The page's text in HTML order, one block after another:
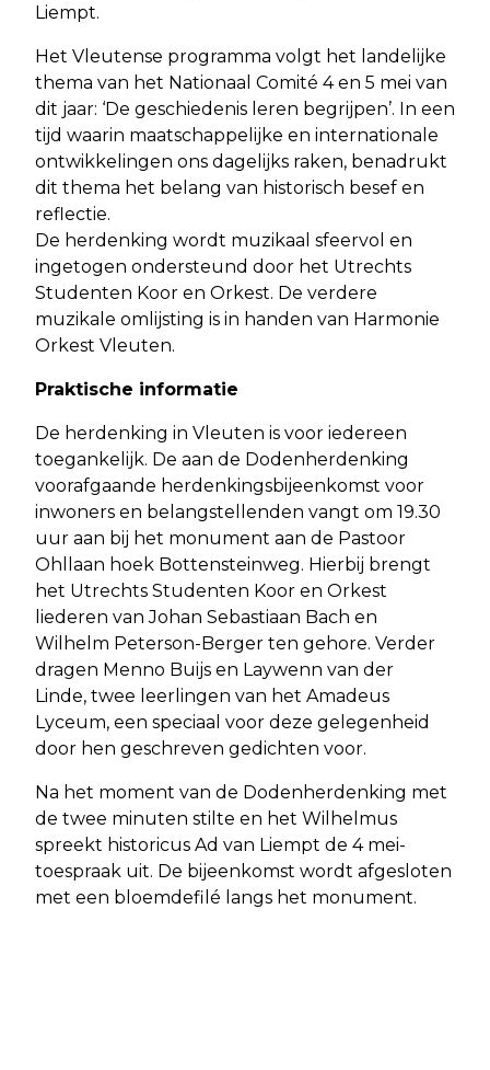
Liempt.
Het Vleutense programma volgt het landelijke
thema van het Nationaal Comité 4 en 5 mei van
dit jaar: ‘De geschiedenis leren begrijpen’. In een
tijd waarin maatschappelijke en internationale
ontwikkelingen ons dagelijks raken, benadrukt
dit thema het belang van historisch besef en
reflectie.
De herdenking wordt muzikaal sfeervol en
ingetogen ondersteund door het Utrechts
Studenten Koor en Orkest. De verdere
muzikale omlijsting is in handen van Harmonie
Orkest Vleuten.
Praktische informatie
De herdenking in Vleuten is voor iedereen
toegankelijk. De aan de Dodenherdenking
voorafgaande herdenkingsbijeenkomst voor
inwoners en belangstellenden vangt om 19.30
uur aan bij het monument aan de Pastoor
Ohllaan hoek Bottensteinweg. Hierbij brengt
het Utrechts Studenten Koor en Orkest
liederen van Johan Sebastiaan Bach en
Wilhelm Peterson-Berger ten gehore. Verder
dragen Menno Buijs en Laywenn van der
Linde, twee leerlingen van het Amadeus
Lyceum, een speciaal voor deze gelegenheid
door hen geschreven gedichten voor.
Na het moment van de Dodenherdenking met
de twee minuten stilte en het Wilhelmus
spreekt historicus Ad van Liempt de 4 mei-
toespraak uit. De bijeenkomst wordt afgesloten
met een bloemdefilé langs het monument.